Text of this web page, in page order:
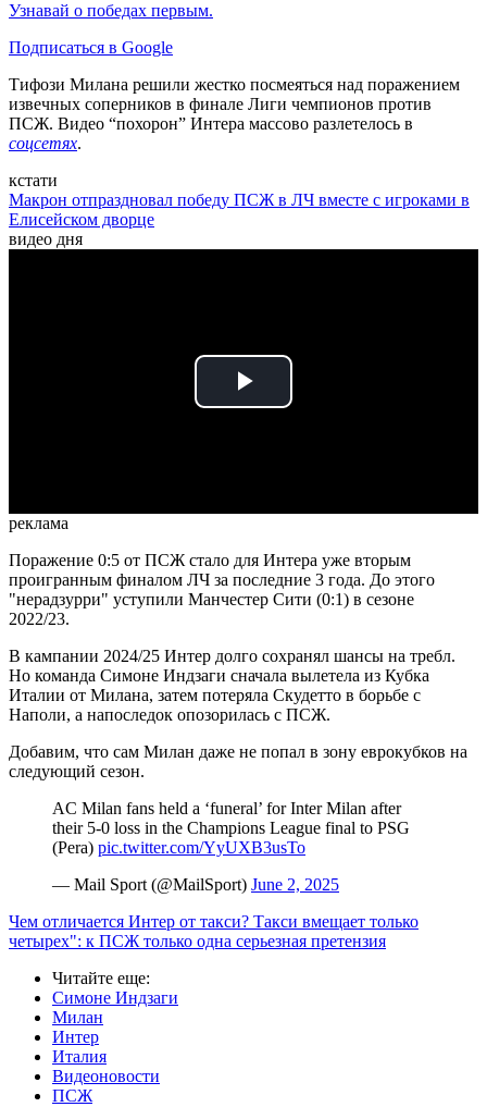
Узнавай о победах первым.
Подписаться в Google
Тифози Милана решили жестко посмеяться над поражением
извечных соперников в финале Лиги чемпионов против
ПСЖ. Видео “похорон” Интера массово разлетелось в
соцсетях.
кстати
Макрон отпраздновал победу ПСЖ в ЛЧ вместе с игроками в
Елисейском дворце
видео дня
Play
реклама
Поражение 0:5 от ПСЖ стало для Интера уже вторым
проигранным финалом ЛЧ за последние 3 года. До этого
"нерадзурри" уступили Манчестер Сити (0:1) в сезоне
2022/23.
В кампании 2024/25 Интер долго сохранял шансы на требл.
Но команда Симоне Индзаги сначала вылетела из Кубка
Италии от Милана, затем потеряла Скудетто в борьбе с
Наполи, а напоследок опозорилась с ПСЖ.
Добавим, что сам Милан даже не попал в зону еврокубков на
следующий сезон.
AC Milan fans held a ‘funeral’ for Inter Milan after
their 5-0 loss in the Champions League final to PSG
(Pera) pic.twitter.com/YyUXB3usTo
— Mail Sport (@MailSport) June 2, 2025
Чем отличается Интер от такси? Такси вмещает только
четырех": к ПСЖ только одна серьезная претензия
Читайте еще:
Симоне Индзаги
Милан
Интер
Италия
Видеоновости
ПСЖ